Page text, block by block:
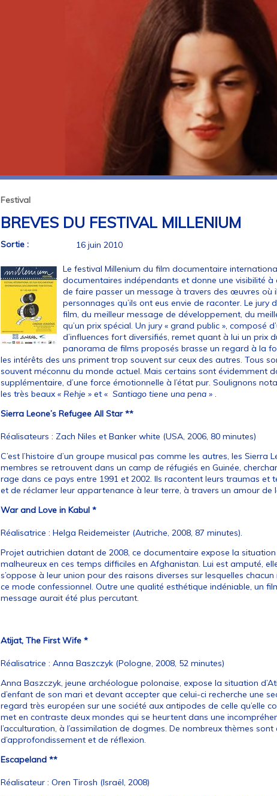
Festival
BREVES DU FESTIVAL MILLENIUM
Sortie : 16 juin 2010
Le festival Millenium du film documentaire
documentaires indépendants et donne une visibilité
de faire passer un message à travers des œuvres où
personnages qu’ils ont eus envie de raconter. Le jury
film, du meilleur message de développement, du
qu’un prix spécial. Un jury « grand public », composé
d’influences fort diversifiés, remet quant à lui un prix
panorama de films proposés brasse un regard à la
les intérêts des uns priment trop souvent sur ceux des autres. Tous
souvent méconnu du monde actuel. Mais certains sont évidemment
supplémentaire, d’une force émotionnelle à l’état pur. Soulignons
les très beaux« Rehje » et « Santiago tiene una pena » .
Sierra Leone’s Refugee All Star **
Réalisateurs : Zach Niles et Banker white (USA, 2006, 80 minutes)
C’est l’histoire d’un groupe musical pas comme les autres, les Sierra
membres se retrouvent dans un camp de réfugiés en Guinée,
rage dans ce pays entre 1991 et 2002. Ils racontent leurs traumas
et de réclamer leur appartenance à leur terre, à travers un amour de
War and Love in Kabul *
Réalisatrice : Helga Reidemeister (Autriche, 2008, 87 minutes).
Projet autrichien datant de 2008, ce documentaire expose la
malheureux en ces temps difficiles en Afghanistan. Lui est amputé,
s’oppose à leur union pour des raisons diverses sur lesquelles
ce mode confessionnel. Outre une qualité esthétique indéniable, un
message aurait été plus percutant.
Atijat, The First Wife *
Réalisatrice : Anna Baszczyk (Pologne, 2008, 52 minutes)
Anna Baszczyk, jeune archéologue polonaise, expose la situation
d’enfant de son mari et devant accepter que celui-ci recherche une
regard très européen sur une société aux antipodes de celle qu’elle
met en contraste deux mondes qui se heurtent dans une
l’acculturation, à l’assimilation de dogmes. De nombreux thèmes
d’approfondissement et de réflexion.
Escapeland **
Réalisateur : Oren Tirosh (Israël, 2008)